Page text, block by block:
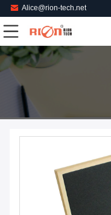
Alice@rion-tech.net